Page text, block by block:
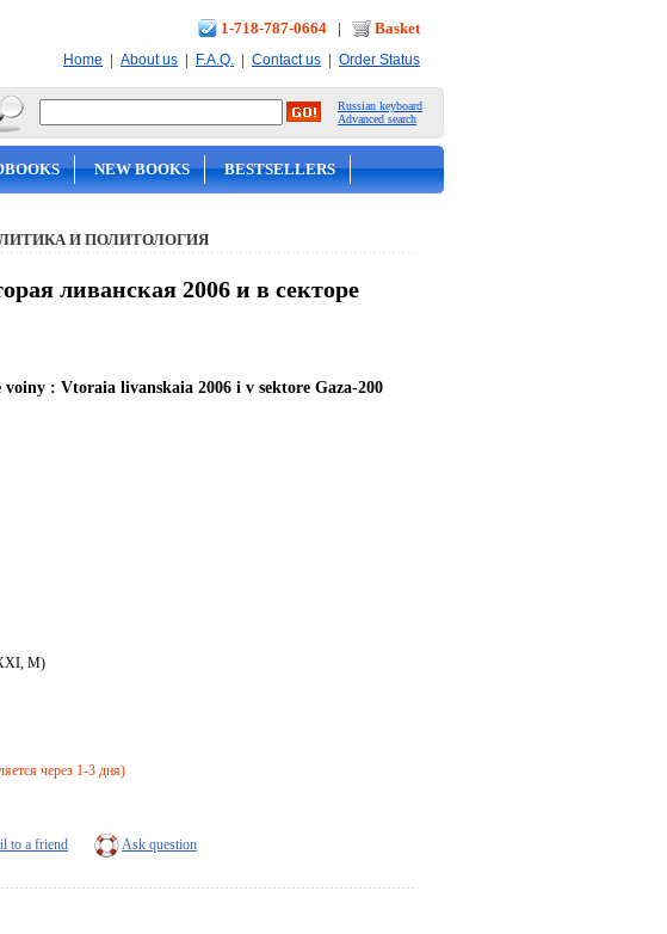
1-718-787-0664 | Basket
Home | About us | F.A.Q. | Contact us | Order Status
Russian keyboard
Advanced search
NEW BOOKS BESTSELLERS
И ПОЛИТОЛОГИЯ
ливанская 2006 и в секторе
: Vtoraia livanskaia 2006 i v sektore Gaza-200
M)
через 1-3 дня)
to a friend Ask question